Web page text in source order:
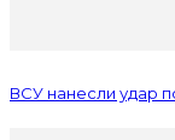
ВСУ нанесли удар